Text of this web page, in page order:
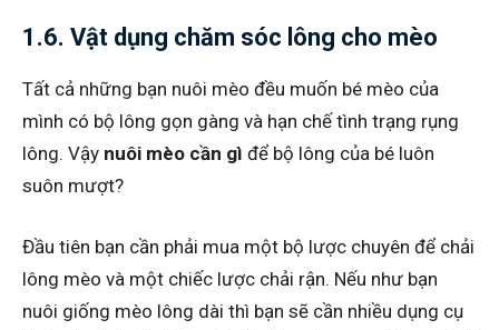
1.6. Vật dụng chăm sóc lông cho mèo
Tất cả những bạn nuôi mèo đều muốn bé mèo của
mình có bộ lông gọn gàng và hạn chế tình trạng rụng
lông. Vậy nuôi mèo cần gì để bộ lông của bé luôn
suôn mượt?
Đầu tiên bạn cần phải mua một bộ lược chuyên để chải
lông mèo và một chiếc lược chải rận. Nếu như bạn
nuôi giống mèo lông dài thì bạn sẽ cần nhiều dụng cụ